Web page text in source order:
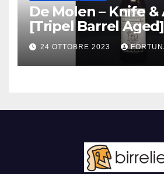
De Molen – Knife &
[Tripel Barrel Aged]
24 OTTOBRE 2023